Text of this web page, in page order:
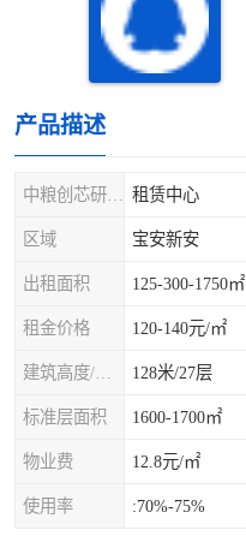
产品描述
租赁中心
区域 宝安新安
出租面积 125-300-1750㎡
租金价格 120-140元/㎡
128米/27层
标准层面积 1600-1700㎡
物业费 12.8元/㎡
使用率 :70%-75%
龙岗区
光明区
龙华观澜